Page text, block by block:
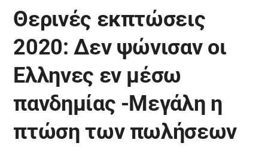
Θερινές εκπτώσεις
2020: Δεν ψώνισαν οι
Ελληνες εν μέσω
πανδημίας -Μεγάλη η
πτώση των πωλήσεων